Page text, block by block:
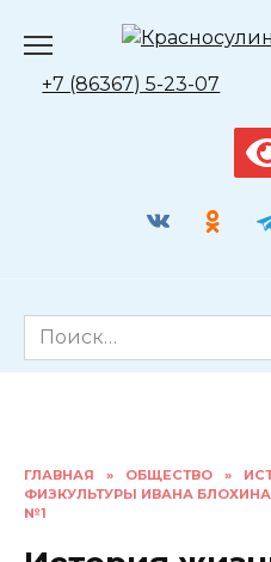
содержанию
+7 (86367) 5-23-07
Search
for:
ГЛАВНАЯ » ОБЩЕСТВО »
ФИЗКУЛЬТУРЫ ИВАНА
№1